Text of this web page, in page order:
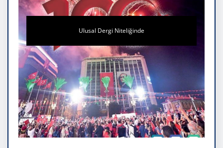
Ulusal Dergi Niteliğinde